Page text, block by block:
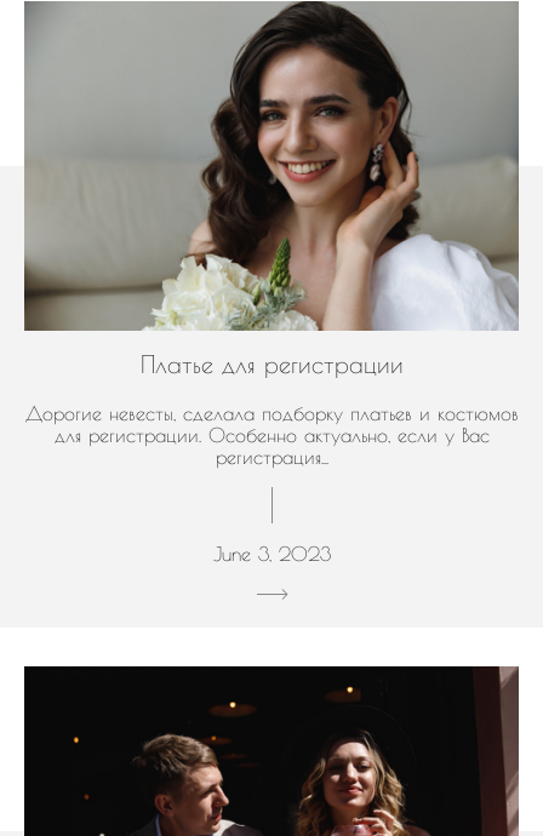
Платье для регистрации
Дорогие невесты, сделала подборку платьев и костюмов
для регистрации. Особенно актуально, если у Вас
регистрация...
June 3, 2023